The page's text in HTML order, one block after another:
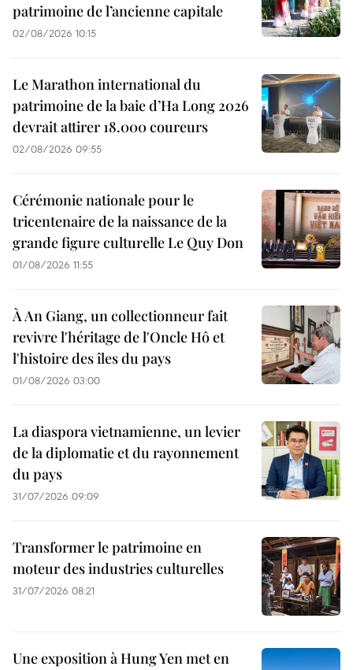
patrimoine de l’ancienne capitale
02/08/2026 10:15
Le Marathon international du
patrimoine de la baie d’Ha Long 2026
devrait attirer 18.000 coureurs
02/08/2026 09:55
Cérémonie nationale pour le
tricentenaire de la naissance de la
grande figure culturelle Le Quy Don
01/08/2026 11:55
À An Giang, un collectionneur fait
revivre l'héritage de l'Oncle Hô et
l'histoire des îles du pays
01/08/2026 03:00
La diaspora vietnamienne, un levier
de la diplomatie et du rayonnement
du pays
31/07/2026 09:09
Transformer le patrimoine en
moteur des industries culturelles
31/07/2026 08:21
Une exposition à Hung Yen met en